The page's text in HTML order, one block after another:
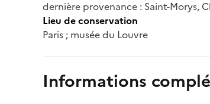
dernière provenance : Saint-Morys,
Lieu de conservation
Paris ; musée du Louvre
Informations